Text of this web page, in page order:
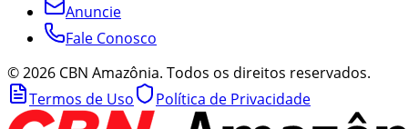
Anuncie
Fale Conosco
©2026 CBN Amazônia. Todos os direitos reservados.
Termos de Uso
Política de Privacidade